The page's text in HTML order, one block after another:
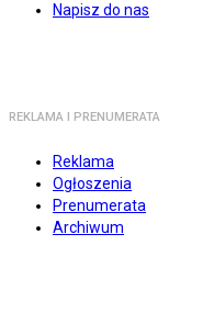
Napisz do nas
REKLAMA I PRENUMERATA
Reklama
Ogłoszenia
Prenumerata
Archiwum